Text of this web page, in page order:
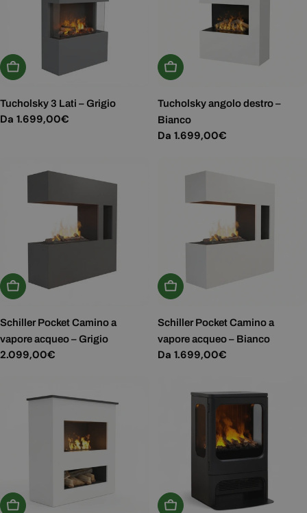
Scegli Le Opzioni
Tucholsky 3 Lati – Grigio
Prezzo
Da 1.699,00€
Scegli Le Opzioni
Tucholsky angolo destro –
Bianco
Prezzo
Da 1.699,00€
Aggiungi Al Carrello
Schiller Pocket Camino a
vapore acqueo – Grigio
Prezzo
2.099,00€
Scegli Le Opzioni
Schiller Pocket Camino a
vapore acqueo – Bianco
Prezzo
Da 1.699,00€
Scegli Le Opzioni Aggiungi Al Carrello